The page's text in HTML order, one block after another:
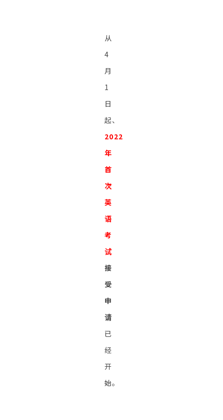
从
4
月
1
日
起、
2022
年
首
次
英
语
考
试
接
受
申
请
已
经
开
始。